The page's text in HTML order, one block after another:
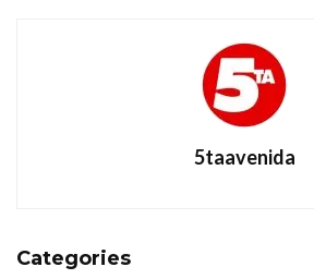
5taavenida
Categories